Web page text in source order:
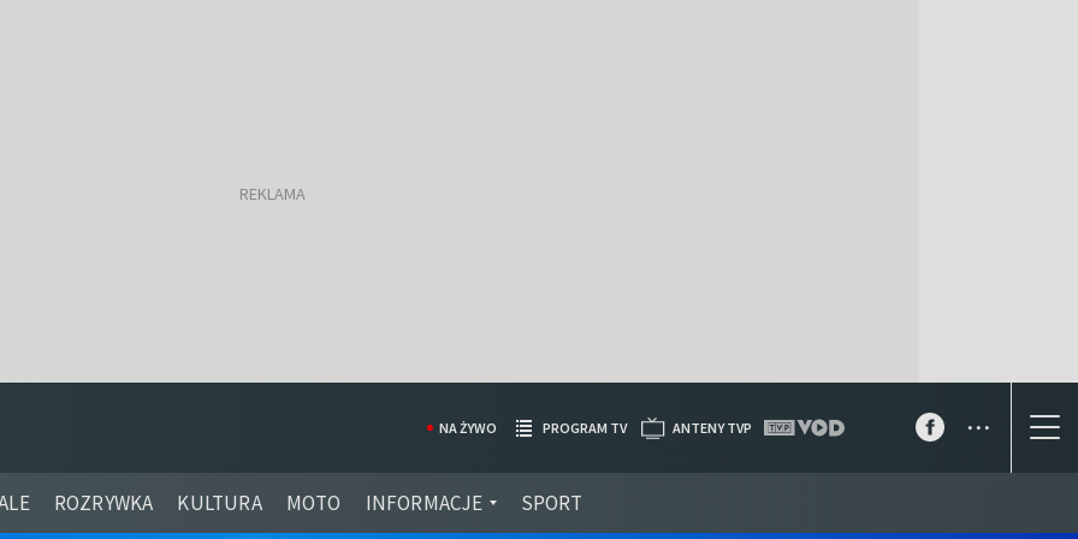
ROZRYWKA KULTURA MOTO INFORMACJE SPORT
NA ŻYWO PROGRAM TV ANTENY TVP ...